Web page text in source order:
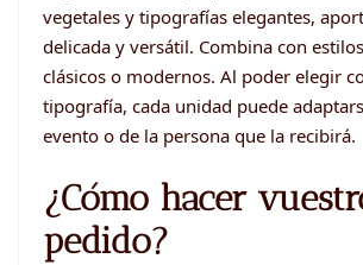
vegetales y tipografías elegantes,
delicada y versátil. Combina con
clásicos o modernos. Al poder elegir
tipografía, cada unidad puede
evento o de la persona que la recibirá.
¿Cómo hacer
pedido?